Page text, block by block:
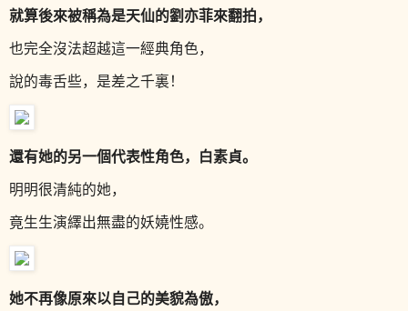
就算後來被稱為是天仙的劉亦菲來翻拍，
也完全沒法超越這一經典角色，
說的毒舌些，是差之千裏！
還有她的另一個代表性角色，白素貞。
明明很清純的她，
竟生生演繹出無盡的妖嬈性感。
她不再像原來以自己的美貌為傲，